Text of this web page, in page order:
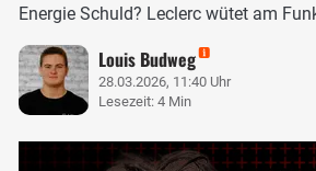
Energie Schuld? Leclerc wütet am
Louis Budweg
28.03.2026, 11:40 Uhr
Lesezeit: 4 Min